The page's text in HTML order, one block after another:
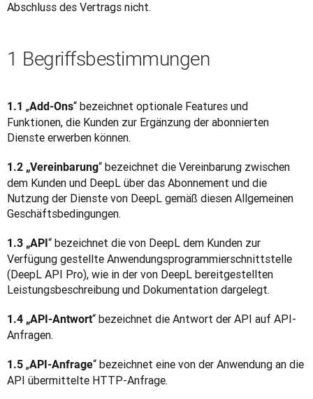
Abschluss des Vertrags nicht.
1 Begriffsbestimmungen
1.1 „Add-Ons“ bezeichnet optionale Features und
Funktionen, die Kunden zur Ergänzung der abonnierten
Dienste erwerben können.
1.2 „Vereinbarung“ bezeichnet die Vereinbarung zwischen
dem Kunden und DeepL über das Abonnement und die
Nutzung der Dienste von DeepL gemäß diesen Allgemeinen
Geschäftsbedingungen.
1.3 „API“ bezeichnet die von DeepL dem Kunden zur
Verfügung gestellte Anwendungsprogrammierschnittstelle
(DeepL API Pro), wie in der von DeepL bereitgestellten
Leistungsbeschreibung und Dokumentation dargelegt.
1.4 „API-Antwort“ bezeichnet die Antwort der API auf API-
Anfragen.
1.5 „API-Anfrage“ bezeichnet eine von der Anwendung an die
API übermittelte HTTP-Anfrage.